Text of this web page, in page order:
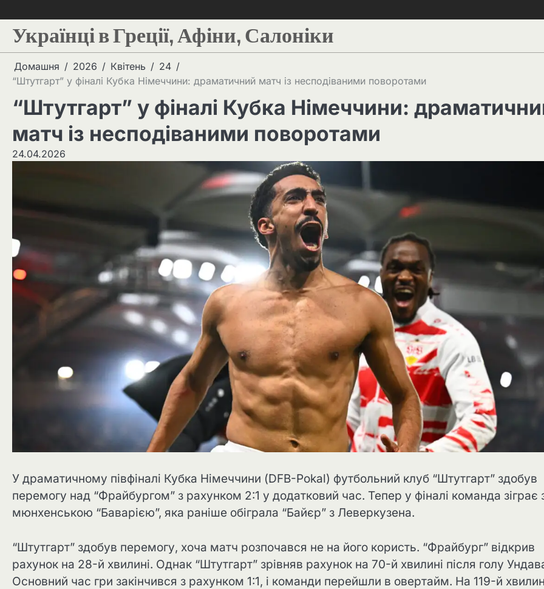
Українці в Греції, Афіни, Салоніки
Домашня 2026 Квітень
24
“Штутгарт” у фіналі Кубка Німеччини: драматичний матч із несподіваними поворотами
“Штутгарт” у фіналі Кубка Німеччини:
матч із несподіваними поворотами
24.04.2026
У драматичному півфіналі Кубка Німеччини (DFB-Pokal) футбольний клуб “Штутгарт” здобув
перемогу над “Фрайбургом” з рахунком 2:1 у додатковий час. Тепер у фіналі команда зіграє
мюнхенською “Баварією”, яка раніше обіграла “Байєр” з Леверкузена.
“Штутгарт” здобув перемогу, хоча матч розпочався не на його користь. “Фрайбург” відкрив
рахунок на 28-й хвилині. Однак “Штутгарт” зрівняв рахунок на 70-й хвилині після голу
Основний час гри закінчився з рахунком 1:1, і команди перейшли в овертайм. На 119-й